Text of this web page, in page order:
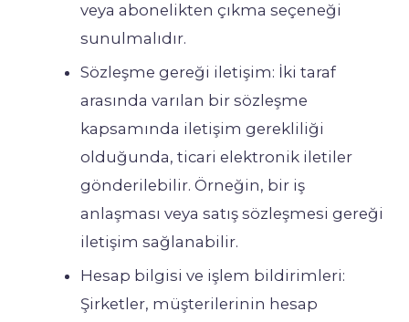
veya abonelikten çıkma seçeneği
sunulmalıdır.
Sözleşme gereği iletişim: İki taraf
arasında varılan bir sözleşme
kapsamında iletişim gerekliliği
olduğunda, ticari elektronik iletiler
gönderilebilir. Örneğin, bir iş
anlaşması veya satış sözleşmesi gereği
iletişim sağlanabilir.
Hesap bilgisi ve işlem bildirimleri:
Şirketler, müşterilerinin hesap